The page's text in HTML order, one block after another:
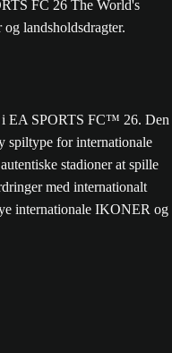
i EA SPORTS FC™ 26. Den
spiltype for internationale
stadioner at spille
med internationalt
internationale IKONER og